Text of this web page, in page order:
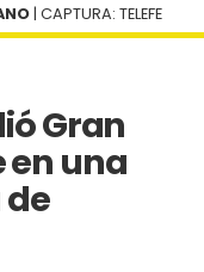
Gran
en una
| CAPTURA: TELEFE